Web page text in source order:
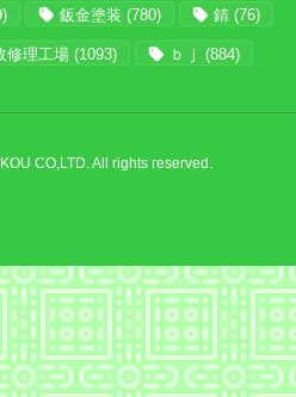
鈑金塗装 (780) 錆 (76)
修理工場 (1093) ｂｊ (884)
CO,LTD. All rights reserved.